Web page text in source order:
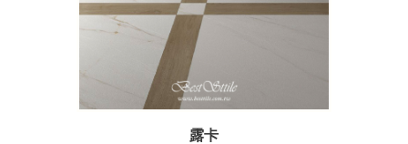
露卡